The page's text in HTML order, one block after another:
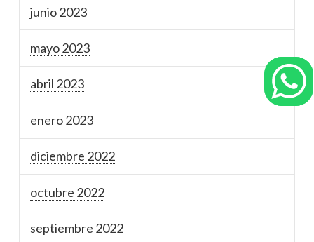
junio 2023
mayo 2023
abril 2023
enero 2023
diciembre 2022
octubre 2022
septiembre 2022